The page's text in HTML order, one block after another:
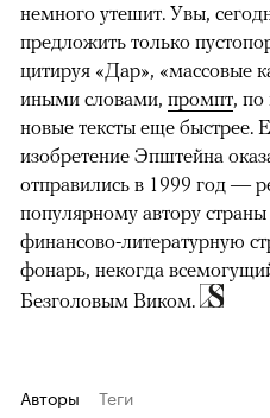
немного утешит. Увы,
предложить только
цитируя «Дар», «массовые
иными словами, промпт,
новые тексты еще быстрее.
изобретение Эпштейна
отправились в 1999 год —
популярному автору
финансово-литературную
фонарь, некогда
Безголовым Виком.
Авторы Теги